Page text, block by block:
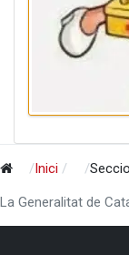
Inici
La Generalitat de